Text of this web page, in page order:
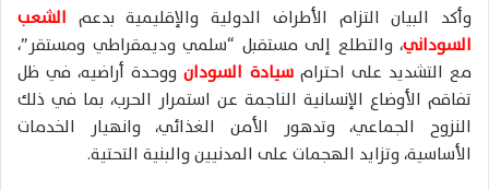
وأكد البيان التزام الأطراف الدولية والإقليمية بدعم الشعب
السوداني، والتطلع إلى مستقبل “سلمي وديمقراطي ومستقر”،
مع التشديد على احترام سيادة السودانووحدة أراضيه، في ظل
تفاقم الأوضاع الإنسانية الناجمة عن استمرار الحرب، بما في ذلك
النزوح الجماعي، وتدهور الأمن الغذائي، وانهيار الخدمات
الأساسية، وتزايد الهجمات على المدنيين والبنية التحتية.